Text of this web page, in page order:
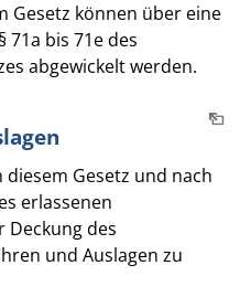
Gesetz können über eine
71a bis 71e des
abgewickelt werden.
Gesetz und nach
erlassenen
Deckung des
und Auslagen zu